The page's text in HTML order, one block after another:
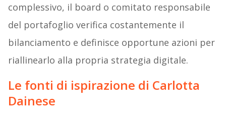
complessivo, il board o comitato responsabile
del portafoglio verifica costantemente il
bilanciamento e definisce opportune azioni per
riallinearlo alla propria strategia digitale.
Le fonti di ispirazione di Carlotta
Dainese